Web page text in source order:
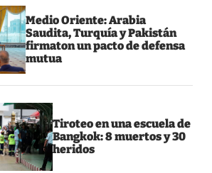
Medio Oriente: Arabia
Saudita, Turquía y Pakistán
firmaton un pacto de defensa
mutua
Tiroteo en una escuela de
Bangkok: 8 muertos y 30
heridos